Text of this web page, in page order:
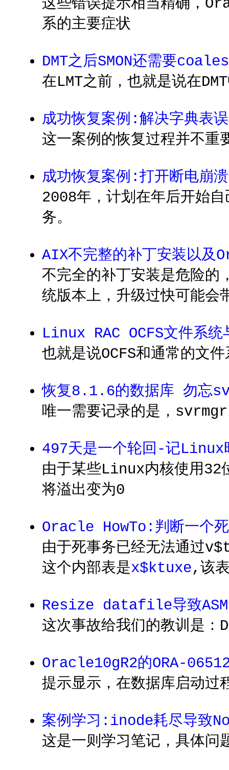
这些错误提示相当精确
系的主要症状
DMT之后SMON还需要
在LMT之前，也就是说在
成功恢复案例:解决字典表
这一案例的恢复过程并不重
成功恢复案例:打开断电崩
2008年，计划在年后开始
务。
AIX不完整的补丁安装以及
不完全的补丁安装是危险的
统版本上，升级过快可能会
Linux RAC OCFS文件系统
也就是说OCFS和通常的文
恢复8.1.6的数据库 勿忘
唯一需要记录的是，
497天是一个轮回-记Linux
由于某些Linux内核使用
将溢出变为0
Oracle HowTo:判断一个
由于死事务已经无法通过
这个内部表是x$ktuxe,该
Resize datafile导致
这次事故给我们的教训是：
Oracle10gR2的ORA-
提示显示，在数据库启动
案例学习:inode耗尽导
这是一则学习笔记，具体问